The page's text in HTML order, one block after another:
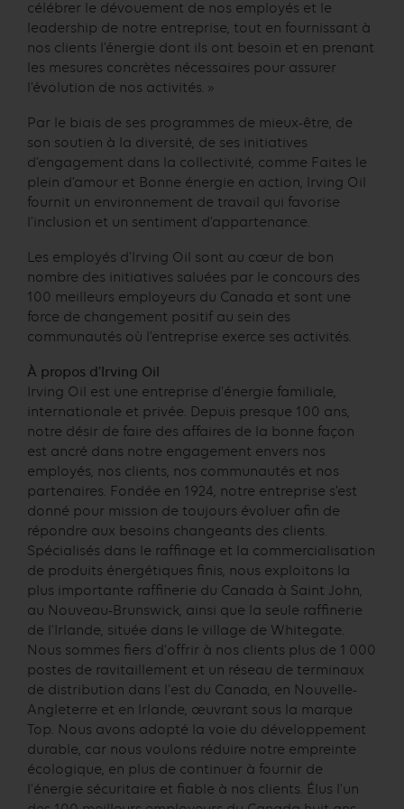
célébrer le dévouement de nos employés et le
leadership de notre entreprise, tout en fournissant à
nos clients l’énergie dont ils ont besoin et en prenant
les mesures concrètes nécessaires pour assurer
l’évolution de nos activités. »
Par le biais de ses programmes de mieux-être, de
son soutien à la diversité, de ses initiatives
d’engagement dans la collectivité, comme Faites le
plein d’amour et Bonne énergie en action, Irving Oil
fournit un environnement de travail qui favorise
l’inclusion et un sentiment d’appartenance.
Les employés d’Irving Oil sont au cœur de bon
nombre des initiatives saluées par le concours des
100 meilleurs employeurs du Canada et sont une
force de changement positif au sein des
communautés où l’entreprise exerce ses activités.
À propos d’Irving Oil
Irving Oil est une entreprise d'énergie familiale,
internationale et privée. Depuis presque 100 ans,
notre désir de faire des affaires de la bonne façon
est ancré dans notre engagement envers nos
employés, nos clients, nos communautés et nos
partenaires. Fondée en 1924, notre entreprise s’est
donné pour mission de toujours évoluer afin de
répondre aux besoins changeants des clients.
Spécialisés dans le raffinage et la commercialisation
de produits énergétiques finis, nous exploitons la
plus importante raffinerie du Canada à Saint John,
au Nouveau-Brunswick, ainsi que la seule raffinerie
de l'Irlande, située dans le village de Whitegate.
Nous sommes fiers d'offrir à nos clients plus de 1 000
postes de ravitaillement et un réseau de terminaux
de distribution dans l'est du Canada, en Nouvelle-
Angleterre et en Irlande, œuvrant sous la marque
Top. Nous avons adopté la voie du développement
durable, car nous voulons réduire notre empreinte
écologique, en plus de continuer à fournir de
l'énergie sécuritaire et fiable à nos clients. Élus l’un